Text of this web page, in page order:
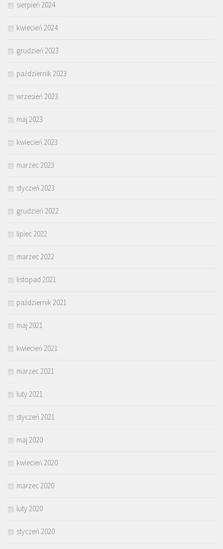
sierpień 2024
kwiecień 2024
grudzień 2023
październik 2023
wrzesień 2023
maj 2023
kwiecień 2023
marzec 2023
styczeń 2023
grudzień 2022
lipiec 2022
marzec 2022
listopad 2021
październik 2021
maj 2021
kwiecień 2021
marzec 2021
luty 2021
styczeń 2021
maj 2020
kwiecień 2020
marzec 2020
luty 2020
styczeń 2020